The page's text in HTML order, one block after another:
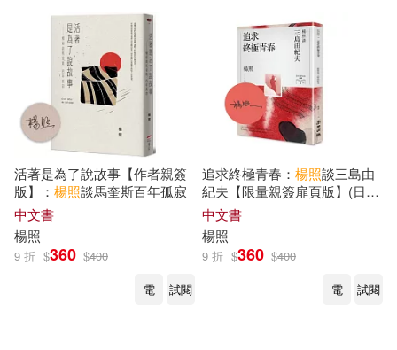
遼寧教育出版社(1)
金城出版社(1)
活著是為了說故事【作者親簽
版】： 楊照談馬奎斯百年孤寂
中文書
楊照
9 折 $360 $400
電
試閱
追求終極青春： 楊照談三島由
紀夫【限量親簽扉頁版】(日本
文學名家十講6)
中文書
楊照
9 折 $360 $400
電
試閱